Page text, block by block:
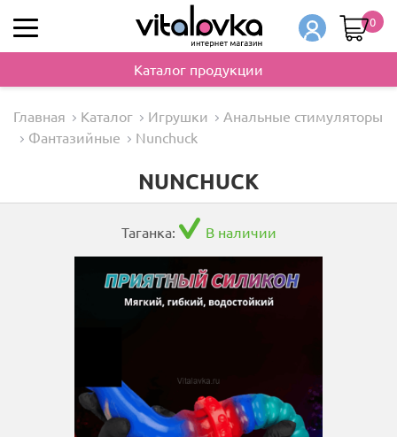
0
Каталог продукции
Главная Каталог Игрушки
Анальные стимуляторы
Фантазийные
Nunchuck
NUNCHUCK
Таганка: В наличии